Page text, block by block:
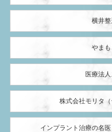
横井
やま
医療法
株式会社モリタ（
インプラント治療の名